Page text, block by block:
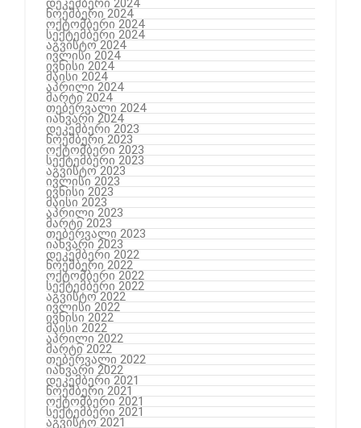
ნოემბერი 2024
ოქტომბერი 2024
სექტემბერი 2024
აგვისტო 2024
ივლისი 2024
ივნისი 2024
მაისი 2024
აპრილი 2024
მარტი 2024
თებერვალი 2024
იანვარი 2024
დეკემბერი 2023
ნოემბერი 2023
ოქტომბერი 2023
სექტემბერი 2023
აგვისტო 2023
ივლისი 2023
ივნისი 2023
მაისი 2023
აპრილი 2023
მარტი 2023
თებერვალი 2023
იანვარი 2023
დეკემბერი 2022
ნოემბერი 2022
ოქტომბერი 2022
სექტემბერი 2022
აგვისტო 2022
ივლისი 2022
ივნისი 2022
მაისი 2022
აპრილი 2022
მარტი 2022
თებერვალი 2022
იანვარი 2022
დეკემბერი 2021
ნოემბერი 2021
ოქტომბერი 2021
სექტემბერი 2021
აგვისტო 2021